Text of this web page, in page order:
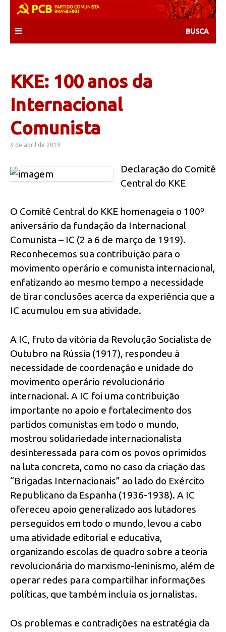
content
KKE: 100 anos da
Internacional
Comunista
3 de abril de 2019
Declaração do Comitê
Central do KKE
O Comitê Central do KKE homenageia o 100º
aniversário da fundação da Internacional
Comunista – IC (2 a 6 de março de 1919).
Reconhecemos sua contribuição para o
movimento operário e comunista internacional,
enfatizando ao mesmo tempo a necessidade
de tirar conclusões acerca da experiência que a
IC acumulou em sua atividade.
A IC, fruto da vitória da Revolução Socialista de
Outubro na Rússia (1917), respondeu à
necessidade de coordenação e unidade do
movimento operário revolucionário
internacional. A IC foi uma contribuição
importante no apoio e fortalecimento dos
partidos comunistas em todo o mundo,
mostrou solidariedade internacionalista
desinteressada para com os povos oprimidos
na luta concreta, como no caso da criação das
“Brigadas Internacionais” ao lado do Exército
Republicano da Espanha (1936-1938). A IC
ofereceu apoio generalizado aos lutadores
perseguidos em todo o mundo, levou a cabo
uma atividade editorial e educativa,
organizando escolas de quadro sobre a teoria
revolucionária do marxismo-leninismo, além de
operar redes para compartilhar informações
políticas, que também incluía os jornalistas.
Os problemas e contradições na estratégia da